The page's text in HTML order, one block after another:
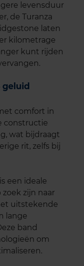
levensduur
de Turanza
laten
kilometrage
kunt rijden
comfort in
constructie
wat bijdraagt
rit, zelfs bij
een ideale
zijn naar
uitstekende
lange
band
om